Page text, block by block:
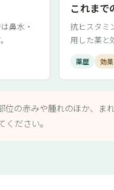
鼻水・
これまで
抗ヒスタミ
用した薬と
薬歴 効果
位の赤みや腫れのほか、ま
ださい。